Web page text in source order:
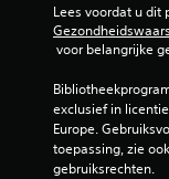
Lees voordat u dit
voor belangrijke
exclusief in
Europe.
toepassing, zie
gebruiksrechten.